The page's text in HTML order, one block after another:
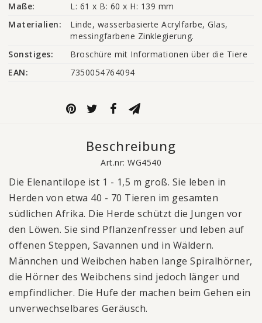
Maße:
L: 61 x B: 60 x H: 139 mm
Materialien:
Linde, wasserbasierte Acrylfarbe, Glas,
messingfarbene Zinklegierung.
Sonstiges:
Broschüre mit Informationen über die Tiere
EAN:
7350054764094
Beschreibung
Art.nr: WG4540
Die Elenantilope ist 1 - 1,5 m groß. Sie leben in
Herden von etwa 40 - 70 Tieren im gesamten
südlichen Afrika. Die Herde schützt die Jungen vor
den Löwen. Sie sind Pflanzenfresser und leben auf
offenen Steppen, Savannen und in Wäldern.
Männchen und Weibchen haben lange Spiralhörner,
die Hörner des Weibchens sind jedoch länger und
empfindlicher. Die Hufe der machen beim Gehen ein
unverwechselbares Geräusch.